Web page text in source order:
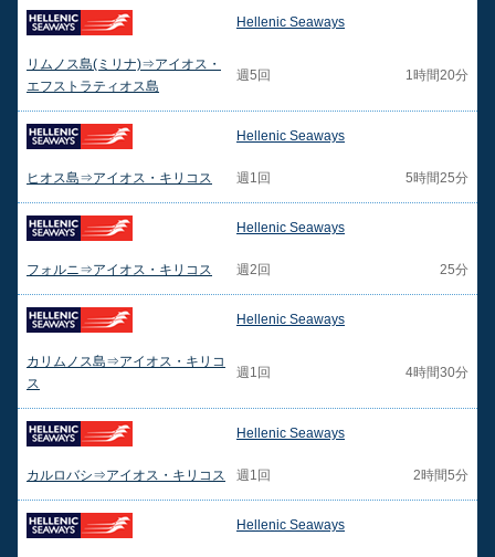
Hellenic Seaways
リムノス島(ミリナ)⇒アイオス・
エフストラティオス島
週5回 1時間20分
Hellenic Seaways
ヒオス島⇒アイオス・キリコス 週1回 5時間25分
Hellenic Seaways
フォルニ⇒アイオス・キリコス 週2回 25分
Hellenic Seaways
カリムノス島⇒アイオス・キリコ
ス
週1回 4時間30分
Hellenic Seaways
カルロバシ⇒アイオス・キリコス 週1回 2時間5分
Hellenic Seaways